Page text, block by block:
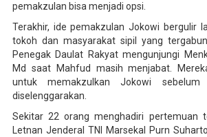
pemakzulan bisa menjadi opsi.
Terakhir, ide pemakzulan Jokowi bergulir
tokoh dan masyarakat sipil yang
Penegak Daulat Rakyat mengunjungi
Md saat Mahfud masih menjabat.
untuk memakzulkan Jokowi
diselenggarakan.
Sekitar 22 orang menghadiri pertemuan
Letnan Jenderal TNI Marsekal Purn